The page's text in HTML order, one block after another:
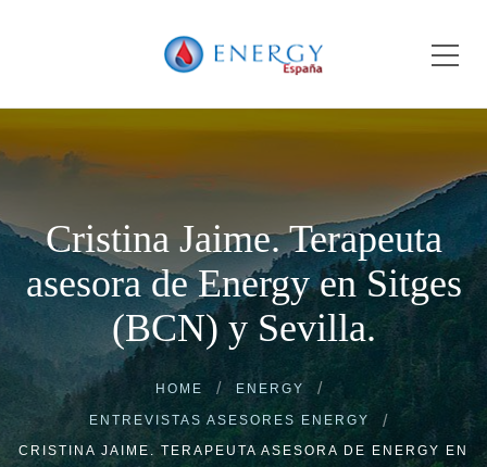
Cristina Jaime. Terapeuta
asesora de Energy en Sitges
(BCN) y Sevilla.
HOME ENERGY
ENTREVISTAS ASESORES ENERGY
CRISTINA JAIME. TERAPEUTA ASESORA DE ENERGY EN